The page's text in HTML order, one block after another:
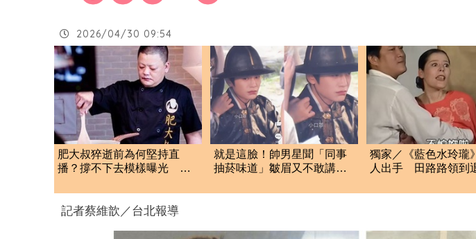
2026/04/30 09:54
肥大叔猝逝前為何堅持直
播？撐不下去模樣曝光 網
就是這臉！帥男星聞「同事
抽菸味道」皺眉又不敢講
獨家／《藍色水玲瓏
人出手 田路路領到
記者蔡維歆／台北報導